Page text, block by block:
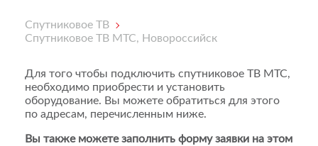
Спутниковое ТВ
Спутниковое ТВ МТС, Новороссийск
Для того чтобы подключить спутниковое ТВ МТС,
необходимо приобрести и установить
оборудование. Вы можете обратиться для этого
по адресам, перечисленным ниже.
Вы также можете заполнить форму заявки на этом